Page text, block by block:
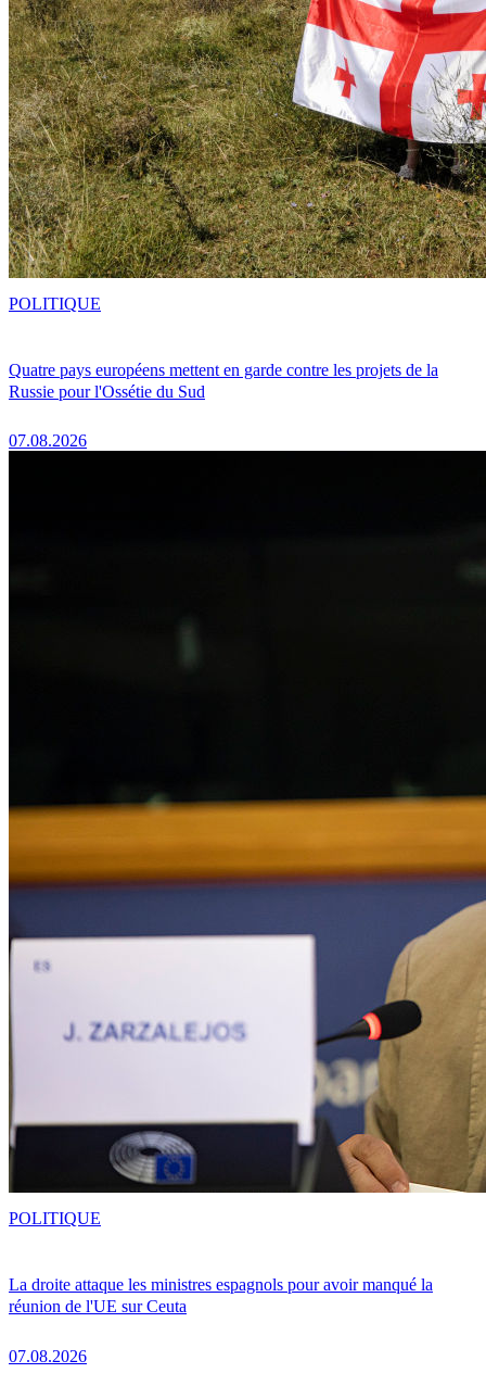
Quatre pays européens mettent en garde contre les projets de la
Russie pour l'Ossétie du Sud
07.08.2026
POLITIQUE
La droite attaque les ministres espagnols pour avoir manqué la
réunion de l'UE sur Ceuta
07.08.2026
POLITIQUE